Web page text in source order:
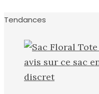
Tendances